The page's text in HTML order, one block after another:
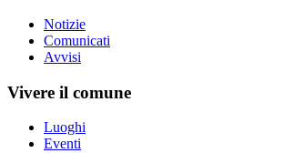
Notizie
Comunicati
Avvisi
Vivere il comune
Luoghi
Eventi